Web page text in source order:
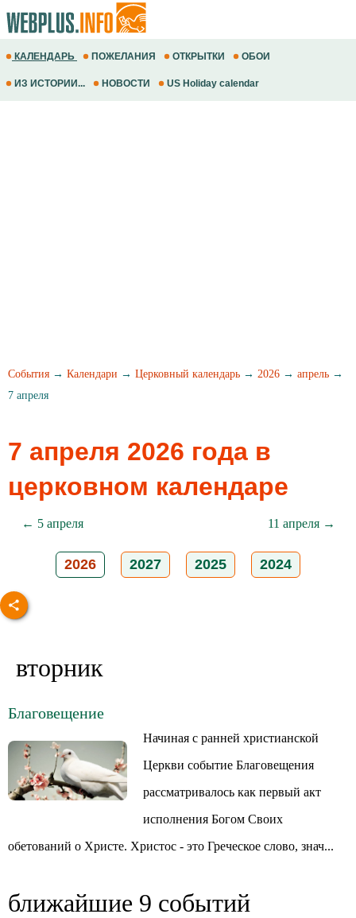
КАЛЕНДАРЬ ПОЖЕЛАНИЯ ОТКРЫТКИ ОБОИ
ИЗ ИСТОРИИ... НОВОСТИ US Holiday calendar
События → Календари → Церковный календарь → 2026 → апрель →
7 апреля
7 апреля 2026 года в
церковном календаре
← 5 апреля 11 апреля →
2026 2027 2025 2024
вторник
Благовещение
Начиная с ранней христианской
Церкви событие Благовещения
рассматривалось как первый акт
исполнения Богом Своих
обетований о Христе. Христос - это Греческое слово, знач...
ближайшие 9 событий